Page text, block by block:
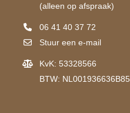
(alleen op afspraak)
06 41 40 37 72
Stuur een e-mail
KvK: 53328566
BTW: NL001936636B85